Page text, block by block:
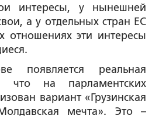
интересы, у нынешней
а у отдельных стран ЕС
отношениях эти интересы
появляется реальная
что на парламентских
вариант «Грузинская
мечта». Это –